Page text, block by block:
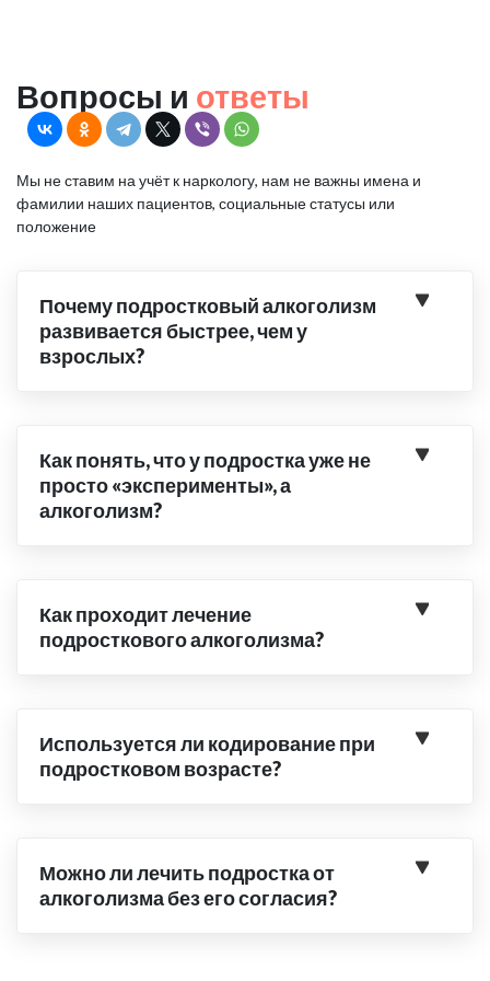
Вопросы и ответы
Мы не ставим на учёт к наркологу, нам не важны имена и
фамилии наших пациентов, социальные статусы или
положение
Почему подростковый алкоголизм
развивается быстрее, чем у
взрослых?
Как понять, что у подростка уже не
просто «эксперименты», а
алкоголизм?
Как проходит лечение
подросткового алкоголизма?
Используется ли кодирование при
подростковом возрасте?
Можно ли лечить подростка от
алкоголизма без его согласия?